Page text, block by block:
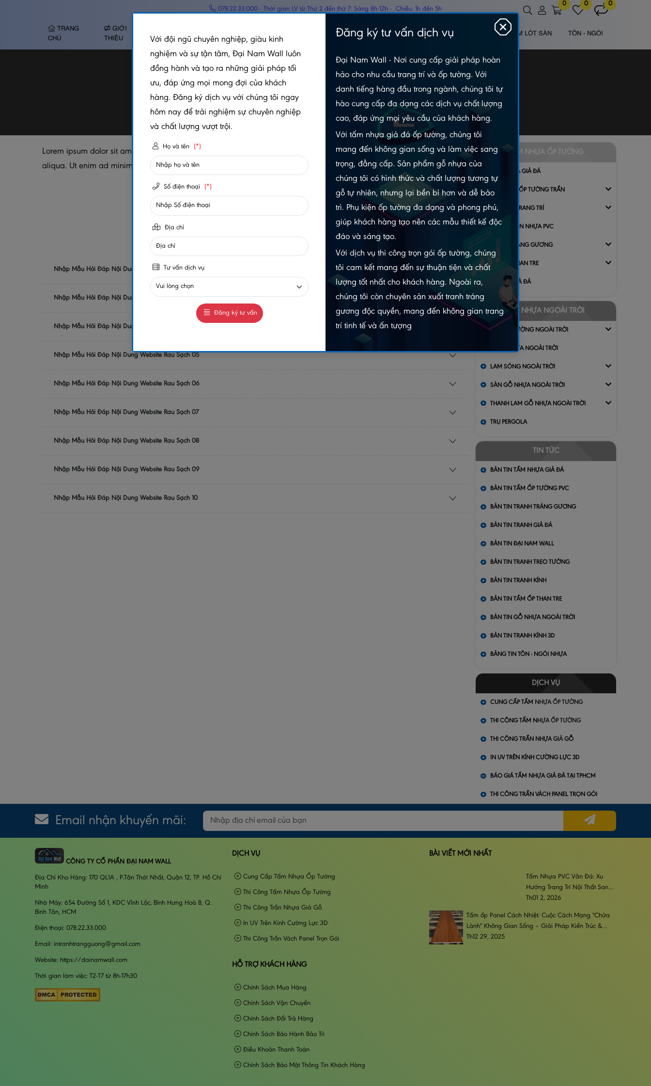
078.22.33.000 - Thời gian LV từ Thứ 2 đến thứ 7: Sáng 8h-12h - Chiều: 1h đến 5h
0 0 0
TRANG
CHỦ
GIỚI
THIỆU
TƯỜNG
NHIỆT
GỖ NHỰA NGOÀI TRỜI TẤM LÓT SÀN TÔN - NGÓI
Nhập Mẫu Hỏi Đáp Nội Dung Website Rau Sạch 01
Nhập Mẫu Hỏi Đáp Nội Dung Website Rau Sạch 01
Lorem ipsum dolor sit amet, consectetur adipiscing elit, sed do eiusmod tempor incididunt ut labore et dolore magna
aliqua. Ut enim ad minim veniam, quis nostrud exercitation ullamco laboris nisi ut aliquip ex ea commodo consequat.
CÂU HỎI LIÊN QUAN
Nhập Mẫu Hỏi Đáp Nội Dung Website Rau Sạch 02
Nhập Mẫu Hỏi Đáp Nội Dung Website Rau Sạch 03
Nhập Mẫu Hỏi Đáp Nội Dung Website Rau Sạch 04
Nhập Mẫu Hỏi Đáp Nội Dung Website Rau Sạch 05
Nhập Mẫu Hỏi Đáp Nội Dung Website Rau Sạch 06
Nhập Mẫu Hỏi Đáp Nội Dung Website Rau Sạch 07
Nhập Mẫu Hỏi Đáp Nội Dung Website Rau Sạch 08
Nhập Mẫu Hỏi Đáp Nội Dung Website Rau Sạch 09
Nhập Mẫu Hỏi Đáp Nội Dung Website Rau Sạch 10
TẤM NHỰA ỐP TƯỜNG
TẤM NHỰA GIẢ ĐÁ
GỖ NHỰA ỐP TƯỜNG TRẦN
PHỤ KIỆN TRANG TRÍ
VÁCH NGĂN NHỰA PVC
TRANH TRÁNG GƯƠNG
TẤM ỐP THAN TRE
TẤM PU GIẢ ĐÁ
GỖ NHỰA NGOÀI TRỜI
TẤM ỐP TƯỜNG NGOÀI TRỜI
VỈ GỖ NHỰA NGOÀI TRỜI
LAM SÓNG NGOÀI TRỜI
SÀN GỖ NHỰA NGOÀI TRỜI
THANH LAM GỖ NHỰA NGOÀI TRỜI
TRỤ PERGOLA
TIN TỨC
BẢN TIN TẤM NHỰA GIẢ ĐÁ
BẢN TIN TẤM ỐP TƯỜNG PVC
BẢN TIN TRANH TRÁNG GƯƠNG
BẢN TIN TRANH GIẢ ĐÁ
BẢN TIN ĐẠI NAM WALL
BẢN TIN TRANH TREO TƯỜNG
BẢN TIN TRANH KÍNH
BẢN TIN TẤM ỐP THAN TRE
BẢN TIN GỖ NHỰA NGOÀI TRỜI
BẢN TIN TRANH KÍNH 3D
BẢNG TIN TÔN - NGÓI NHỰA
DỊCH VỤ
CUNG CẤP TẤM NHỰA ỐP TƯỜNG
THI CÔNG TẤM NHỰA ỐP TƯỜNG
THI CÔNG TRẦN NHỰA GIẢ GỖ
IN UV TRÊN KÍNH CƯỜNG LỰC 3D
BÁO GIÁ TẤM NHỰA GIẢ ĐÁ TẠI TPHCM
THI CÔNG TRẦN VÁCH PANEL TRỌN GÓI
Email nhận khuyến mãi:
CÔNG TY CỔ PHẦN ĐẠI NAM WALL
Địa Chỉ Kho Hàng: 170 QL1A , P.Tân Thới Nhất, Quận 12, TP. Hồ Chí
Minh
Nhà Máy: 654 Đường Số 1, KDC Vĩnh Lộc, Bình Hưng Hoà B, Q.
Bình Tân, HCM
Điện thoại: 078.22.33.000
Email: intranhtrangguong@gmail.com
Website: https://dainamwall.com
Thời gian làm việc: T2-T7 từ 8h-17h30
DỊCH VỤ
Cung Cấp Tấm Nhựa Ốp Tường
Thi Công Tấm Nhựa Ốp Tường
Thi Công Trần Nhựa Giả Gỗ
In UV Trên Kính Cường Lực 3D
Thi Công Trần Vách Panel Trọn Gói
HỖ TRỢ KHÁCH HÀNG
Chính Sách Mua Hàng
Chính Sách Vận Chuyển
Chính Sách Đổi Trả Hàng
Chính Sách Bảo Hành Bảo Trì
Điều Khoản Thanh Toán
Chính Sách Bảo Mật Thông Tin Khách Hàng
BÀI VIẾT MỚI NHẤT
Tấm Nhựa PVC Vân Đá: Xu
Hướng Trang Trí Nội Thất Sang
Trọng, Đẳng Cấp & Bền Bỉ
Th01 2, 2026
Tấm ốp Panel Cách Nhiệt: Cuộc Cách Mạng "Chữa
Lành" Không Gian Sống – Giải Pháp Kiến Trúc &
Phong Cách Sống Đương Đại
Th12 29, 2025
Đăng ký tư vấn dịch vụ
Đại Nam Wall - Nơi cung cấp giải pháp hoàn
hảo cho nhu cầu trang trí và ốp tường. Với
danh tiếng hàng đầu trong ngành, chúng tôi tự
hào cung cấp đa dạng các dịch vụ chất lượng
cao, đáp ứng mọi yêu cầu của khách hàng.
Với tấm nhựa giả đá ốp tường, chúng tôi
mang đến không gian sống và làm việc sang
trọng, đẳng cấp. Sản phẩm gỗ nhựa của
chúng tôi có hình thức và chất lượng tương tự
gỗ tự nhiên, nhưng lại bền bỉ hơn và dễ bảo
trì. Phụ kiện ốp tường đa dạng và phong phú,
giúp khách hàng tạo nên các mẫu thiết kế độc
đáo và sáng tạo.
Với dịch vụ thi công trọn gói ốp tường, chúng
tôi cam kết mang đến sự thuận tiện và chất
lượng tốt nhất cho khách hàng. Ngoài ra,
chúng tôi còn chuyên sản xuất tranh tráng
gương độc quyền, mang đến không gian trang
trí tinh tế và ấn tượng
Với đội ngũ chuyên nghiệp, giàu kinh
nghiệm và sự tận tâm, Đại Nam Wall luôn
đồng hành và tạo ra những giải pháp tối
ưu, đáp ứng mọi mong đợi của khách
hàng. Đăng ký dịch vụ với chúng tôi ngay
hôm nay để trải nghiệm sự chuyên nghiệp
và chất lượng vượt trội.
Họ và tên (*)
Số điện thoại (*)
Địa chỉ
Tư vấn dịch vụ
Đăng ký tư vấn